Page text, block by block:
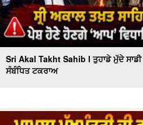
Sri Akal Takht Sahib l ਤੁਹਾਡੇ ਮੁੱਦੇ
ਸੰਬੰਧਿਤ ਟਕਰਾਅ